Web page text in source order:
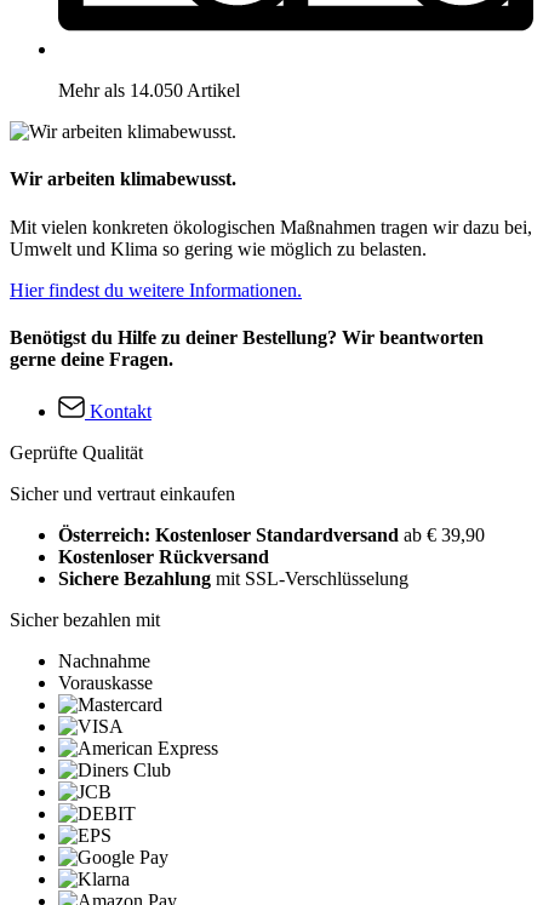
Mehr als 14.050 Artikel
Wir arbeiten klimabewusst.
Mit vielen konkreten ökologischen Maßnahmen tragen wir dazu bei,
Umwelt und Klima so gering wie möglich zu belasten.
Hier findest du weitere Informationen.
Benötigst du Hilfe zu deiner Bestellung? Wir beantworten
gerne deine Fragen.
Kontakt
Geprüfte Qualität
Sicher und vertraut einkaufen
Österreich: Kostenloser Standardversand ab € 39,90
Kostenloser Rückversand
Sichere Bezahlung mit SSL-Verschlüsselung
Sicher bezahlen mit
Nachnahme
Vorauskasse